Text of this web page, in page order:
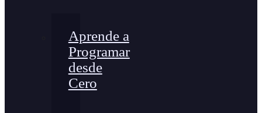
Aprende a
Programar
desde
Cero